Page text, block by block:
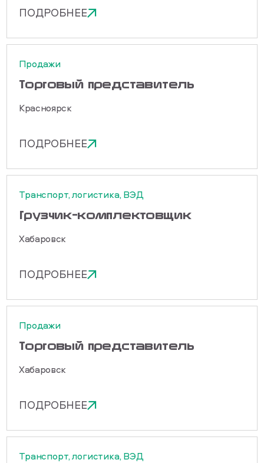
ПОДРОБНЕЕ
Продажи
Торговый представитель
Красноярск
ПОДРОБНЕЕ
Транспорт, логистика, ВЭД
Грузчик-комплектовщик
Хабаровск
ПОДРОБНЕЕ
Продажи
Торговый представитель
Хабаровск
ПОДРОБНЕЕ
Транспорт, логистика, ВЭД